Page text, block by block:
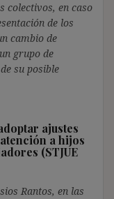
colectivos, en caso
de los
cambio de
grupo de
su posible
ajustes
a hijos
(STJUE
Rantos, en las